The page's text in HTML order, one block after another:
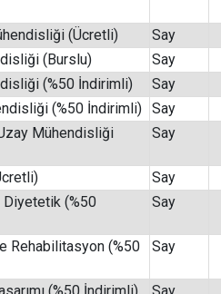
(Ücretli) Say
(Burslu)
Say
(%50 İndirimli)
Say
(%50 İndirimli) Say
Mühendisliği
Say
Say
(%50
Say
Rehabilitasyon (%50
Say